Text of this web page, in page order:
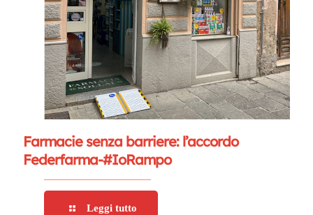
Farmacie senza barriere: l’accordo
Federfarma-#IoRampo
Leggi tutto